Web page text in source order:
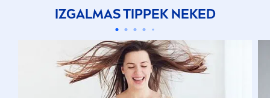
IZGALMAS TIPPEK NEKED